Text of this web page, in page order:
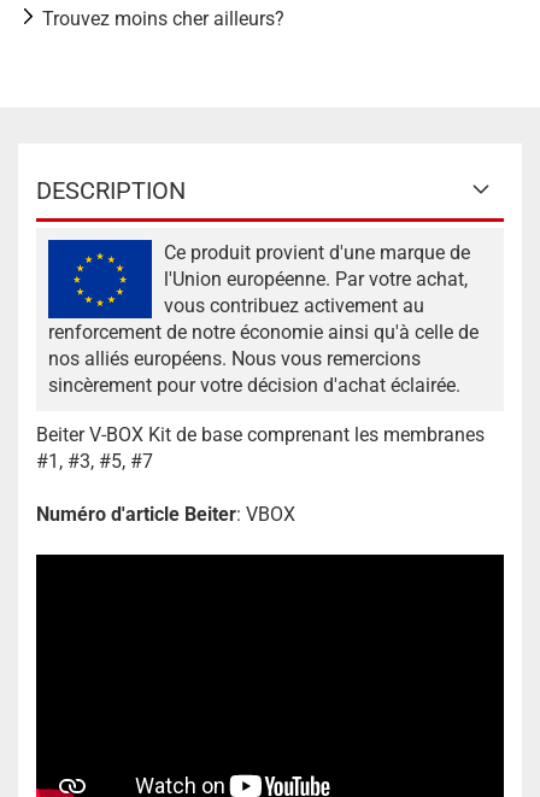
Trouvez moins cher ailleurs?
DESCRIPTION
Ce produit provient d'une marque de
l'Union européenne. Par votre achat,
vous contribuez activement au
renforcement de notre économie ainsi qu'à celle de
nos alliés européens. Nous vous remercions
sincèrement pour votre décision d'achat éclairée.
Beiter V-BOX Kit de base comprenant les membranes
#1, #3, #5, #7
Numéro d'article Beiter: VBOX